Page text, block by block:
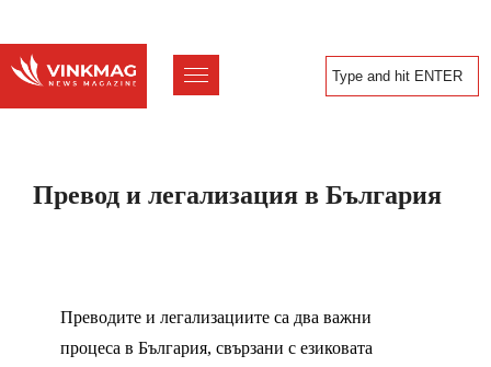
Превод и легализация в България
Преводите и легализациите са два важни
процеса в България, свързани с езиковата